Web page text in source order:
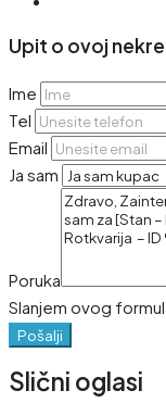
Upit o ovoj
Ime
Tel
Email
Ja sam
Poruka
Slanjem ovog
Pošalji
Slični oglasi